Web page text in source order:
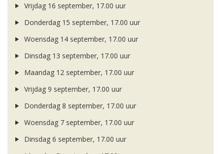
Vrijdag 16 september, 17.00 uur
Donderdag 15 september, 17.00 uur
Woensdag 14 september, 17.00 uur
Dinsdag 13 september, 17.00 uur
Maandag 12 september, 17.00 uur
Vrijdag 9 september, 17.00 uur
Donderdag 8 september, 17.00 uur
Woensdag 7 september, 17.00 uur
Dinsdag 6 september, 17.00 uur